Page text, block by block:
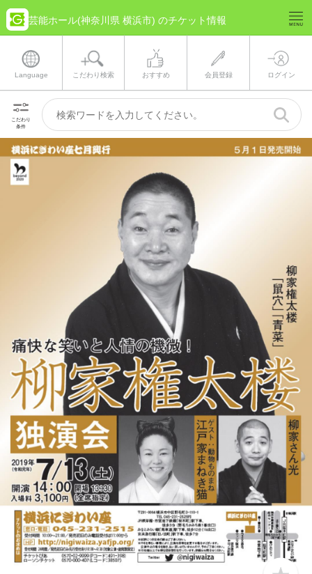
芸能ホール(神奈川県 横浜市) のチケット情報
Language こだわり検索 おすすめ 会員登録 ログイン
こだわり
条件